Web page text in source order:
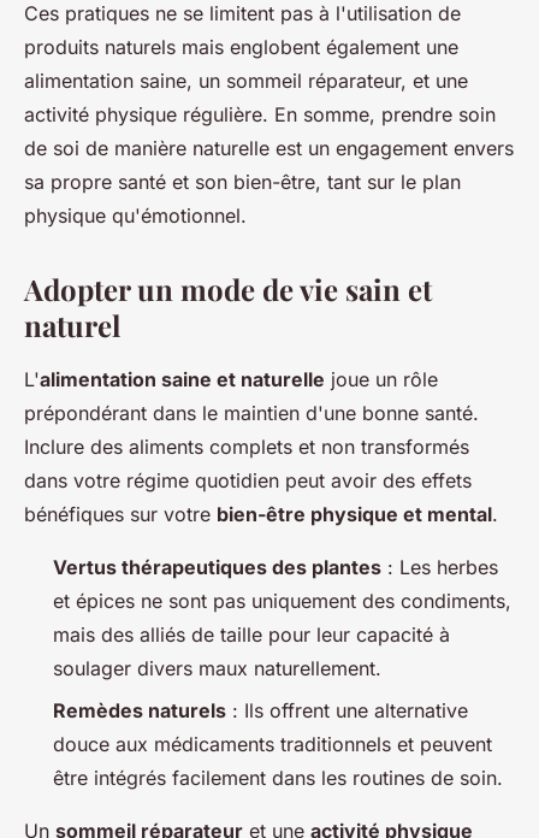
Ces pratiques ne se limitent pas à l'utilisation de
produits naturels mais englobent également une
alimentation saine, un sommeil réparateur, et une
activité physique régulière. En somme, prendre soin
de soi de manière naturelle est un engagement envers
sa propre santé et son bien-être, tant sur le plan
physique qu'émotionnel.
Adopter un mode de vie sain et
naturel
L'alimentation saine et naturelle joue un rôle
prépondérant dans le maintien d'une bonne santé.
Inclure des aliments complets et non transformés
dans votre régime quotidien peut avoir des effets
bénéfiques sur votre bien-être physique et mental.
Vertus thérapeutiques des plantes : Les herbes
et épices ne sont pas uniquement des condiments,
mais des alliés de taille pour leur capacité à
soulager divers maux naturellement.
Remèdes naturels : Ils offrent une alternative
douce aux médicaments traditionnels et peuvent
être intégrés facilement dans les routines de soin.
Un sommeil réparateur et une activité physique